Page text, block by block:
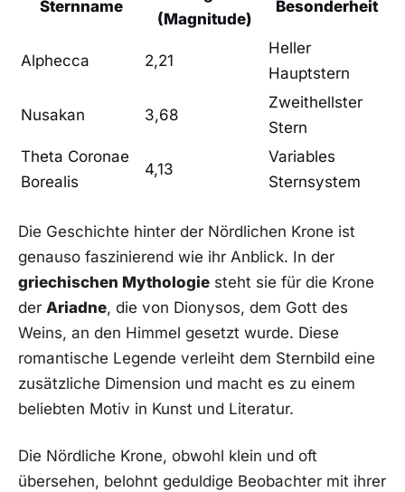
Sternname
(Magnitude)
Besonderheit
Alphecca 2,21
Heller
Hauptstern
Nusakan 3,68
Zweithellster
Stern
Theta Coronae
Borealis
4,13
Variables
Sternsystem
Die Geschichte‍ hinter der Nördlichen Krone ‍ist
genauso faszinierend wie‌ ihr Anblick. In ⁤der ‍
griechischen‍ Mythologie steht⁢ sie​ für die Krone
der Ariadne, die von Dionysos, dem Gott des
Weins, an den Himmel gesetzt wurde.⁢ Diese
romantische Legende verleiht dem Sternbild eine
zusätzliche Dimension und⁢ macht es zu einem‍
beliebten⁣ Motiv in Kunst und Literatur.
Die Nördliche‌ Krone, obwohl klein‌ und oft
übersehen, ‌belohnt geduldige Beobachter‌ mit ihrer​